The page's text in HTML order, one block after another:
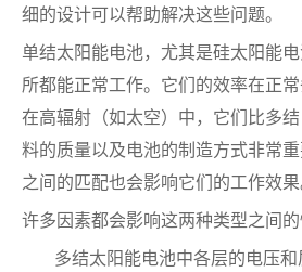
细的设计可以帮助解决这些问题。
单结太阳能电池，尤其是硅太阳能
所都能正常工作。它们的效率在正
在高辐射（如太空）中，它们比多
料的质量以及电池的制造方式非常
之间的匹配也会影响它们的工作效果
许多因素都会影响这两种类型之间的
多结太阳能电池中各层的电压和